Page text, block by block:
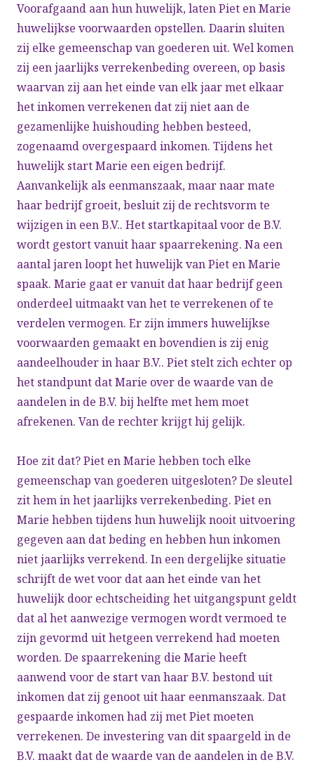
Voorafgaand aan hun huwelijk, laten Piet en Marie
huwelijkse voorwaarden opstellen. Daarin sluiten
zij elke gemeenschap van goederen uit. Wel komen
zij een jaarlijks verrekenbeding overeen, op basis
waarvan zij aan het einde van elk jaar met elkaar
het inkomen verrekenen dat zij niet aan de
gezamenlijke huishouding hebben besteed,
zogenaamd overgespaard inkomen. Tijdens het
huwelijk start Marie een eigen bedrijf.
Aanvankelijk als eenmanszaak, maar naar mate
haar bedrijf groeit, besluit zij de rechtsvorm te
wijzigen in een B.V.. Het startkapitaal voor de B.V.
wordt gestort vanuit haar spaarrekening. Na een
aantal jaren loopt het huwelijk van Piet en Marie
spaak. Marie gaat er vanuit dat haar bedrijf geen
onderdeel uitmaakt van het te verrekenen of te
verdelen vermogen. Er zijn immers huwelijkse
voorwaarden gemaakt en bovendien is zij enig
aandeelhouder in haar B.V.. Piet stelt zich echter op
het standpunt dat Marie over de waarde van de
aandelen in de B.V. bij helfte met hem moet
afrekenen. Van de rechter krijgt hij gelijk.
Hoe zit dat? Piet en Marie hebben toch elke
gemeenschap van goederen uitgesloten? De sleutel
zit hem in het jaarlijks verrekenbeding. Piet en
Marie hebben tijdens hun huwelijk nooit uitvoering
gegeven aan dat beding en hebben hun inkomen
niet jaarlijks verrekend. In een dergelijke situatie
schrijft de wet voor dat aan het einde van het
huwelijk door echtscheiding het uitgangspunt geldt
dat al het aanwezige vermogen wordt vermoed te
zijn gevormd uit hetgeen verrekend had moeten
worden. De spaarrekening die Marie heeft
aanwend voor de start van haar B.V. bestond uit
inkomen dat zij genoot uit haar eenmanszaak. Dat
gespaarde inkomen had zij met Piet moeten
verrekenen. De investering van dit spaargeld in de
B.V. maakt dat de waarde van de aandelen in de B.V.